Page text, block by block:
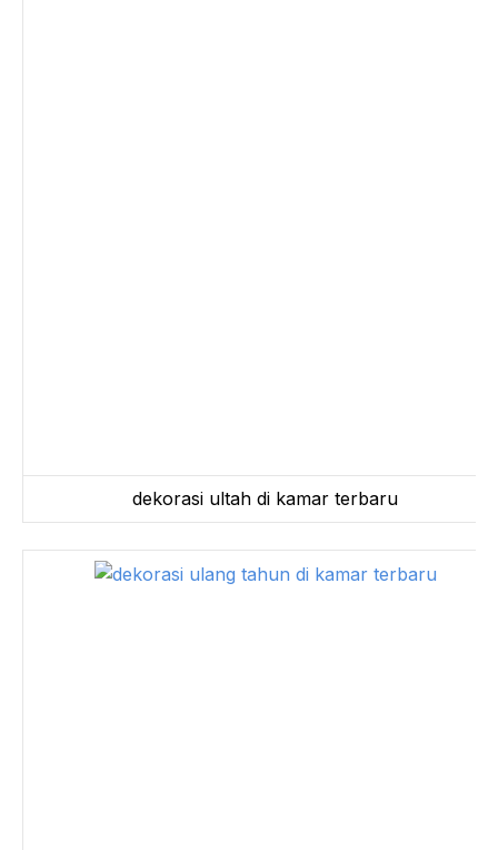
dekorasi ultah di kamar terbaru